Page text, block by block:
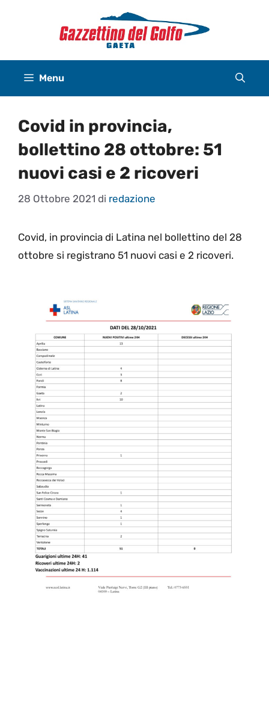
Menu
Covid in provincia,
bollettino 28 ottobre: 51
nuovi casi e 2 ricoveri
28 Ottobre 2021 di redazione
Covid, in provincia di Latina nel bollettino del 28
ottobre si registrano 51 nuovi casi e 2 ricoveri.